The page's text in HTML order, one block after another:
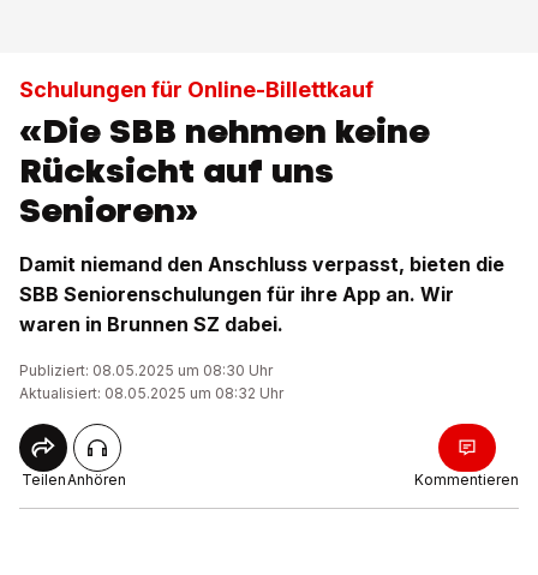
Schulungen für Online-Billettkauf
«Die SBB nehmen keine
Rücksicht auf uns
Senioren»
Damit niemand den Anschluss verpasst, bieten die
SBB Seniorenschulungen für ihre App an. Wir
waren in Brunnen SZ dabei.
Publiziert: 08.05.2025 um 08:30 Uhr
Aktualisiert: 08.05.2025 um 08:32 Uhr
TeilenAnhören Kommentieren